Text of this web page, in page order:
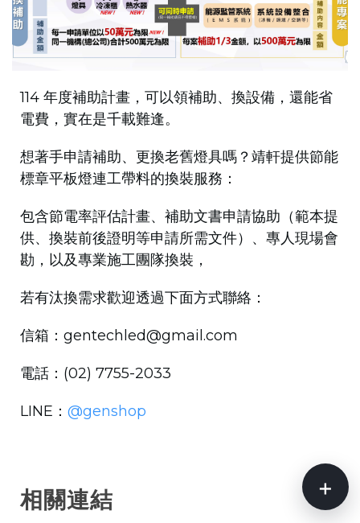
114 年度補助計畫，可以領補助、換設備，還能省
電費，實在是千載難逢。
想著手申請補助、更換老舊燈具嗎？靖軒提供節能
標章平板燈連工帶料的換裝服務：
包含節電率評估計畫、補助文書申請協助（範本提
供、換裝前後證明等申請所需文件）、專人現場會
勘，以及專業施工團隊換裝，
若有汰換需求歡迎透過下面方式聯絡：
信箱：gentechled@gmail.com
電話：(02) 7755-2033
LINE： @genshop
相關連結 +